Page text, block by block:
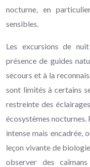
nocturne, en
sensibles.
Les excursions de
présence de guides
secours et à la
sont limités à certains
restreinte des
écosystèmes nocturnes.
intense mais encadrée,
leçon vivante de
observer des